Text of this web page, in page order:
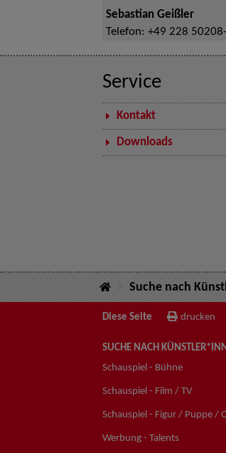
Sebastian Geißler
Telefon: +49 228
Service
Kontakt
Downloads
Suche nach
Diese Seite drucken
SUCHE NACH
Schauspiel - Bühne
Schauspiel - Film / TV
Schauspiel - Figur / Puppe /
Werbung - Talents